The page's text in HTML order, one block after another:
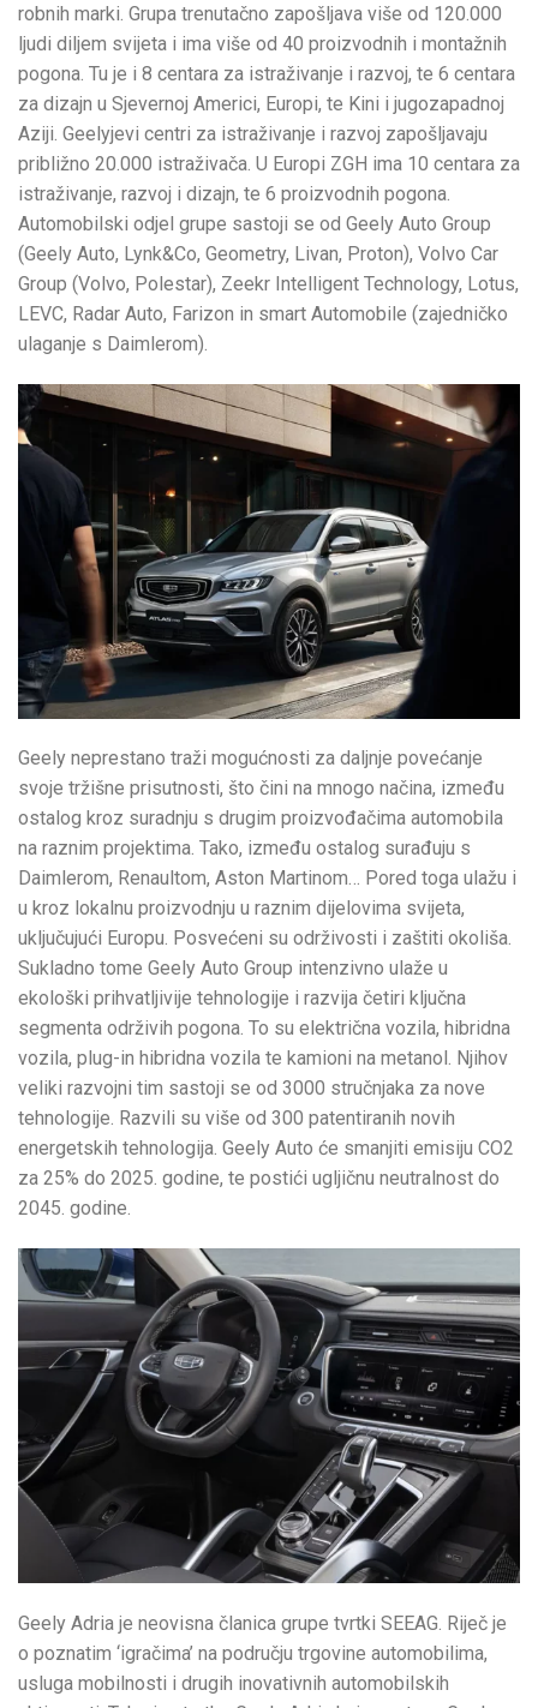
robnih marki. Grupa trenutačno zapošljava više od 120.000
ljudi diljem svijeta i ima više od 40 proizvodnih i montažnih
pogona. Tu je i 8 centara za istraživanje i razvoj, te 6 centara
za dizajn u Sjevernoj Americi, Europi, te Kini i jugozapadnoj
Aziji. Geelyjevi centri za istraživanje i razvoj zapošljavaju
približno 20.000 istraživača. U Europi ZGH ima 10 centara za
istraživanje, razvoj i dizajn, te 6 proizvodnih pogona.
Automobilski odjel grupe sastoji se od Geely Auto Group
(Geely Auto, Lynk&Co, Geometry, Livan, Proton), Volvo Car
Group (Volvo, Polestar), Zeekr Intelligent Technology, Lotus,
LEVC, Radar Auto, Farizon in smart Automobile (zajedničko
ulaganje s Daimlerom).
Geely neprestano traži mogućnosti za daljnje povećanje
svoje tržišne prisutnosti, što čini na mnogo načina, između
ostalog kroz suradnju s drugim proizvođačima automobila
na raznim projektima. Tako, između ostalog surađuju s
Daimlerom, Renaultom, Aston Martinom… Pored toga ulažu i
u kroz lokalnu proizvodnju u raznim dijelovima svijeta,
uključujući Europu. Posvećeni su održivosti i zaštiti okoliša.
Sukladno tome Geely Auto Group intenzivno ulaže u
ekološki prihvatljivije tehnologije i razvija četiri ključna
segmenta održivih pogona. To su električna vozila, hibridna
vozila, plug-in hibridna vozila te kamioni na metanol. Njihov
veliki razvojni tim sastoji se od 3000 stručnjaka za nove
tehnologije. Razvili su više od 300 patentiranih novih
energetskih tehnologija. Geely Auto će smanjiti emisiju CO2
za 25% do 2025. godine, te postići ugljičnu neutralnost do
2045. godine.
Geely Adria je neovisna članica grupe tvrtki SEEAG. Riječ je
o poznatim ‘igračima’ na području trgovine automobilima,
usluga mobilnosti i drugih inovativnih automobilskih